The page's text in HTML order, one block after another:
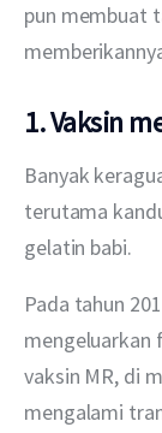
pun membuat
1.Vaksin
Banyak
terutama
gelatin babi.
Pada tahun
mengeluarkan
vaksin MR, di
mengalami